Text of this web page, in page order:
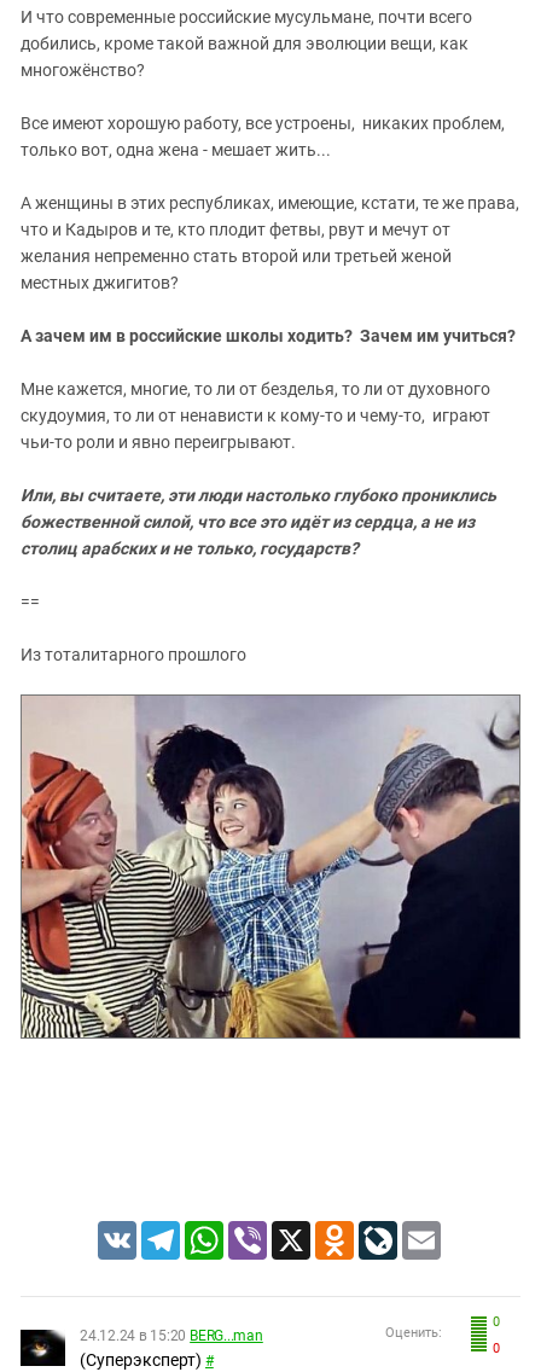
И что современные российские мусульмане, почти всего
добились, кроме такой важной для эволюции вещи, как
многожёнство?
Все имеют хорошую работу, все устроены, никаких проблем,
только вот, одна жена - мешает жить...
А женщины в этих республиках, имеющие, кстати, те же права,
что и Кадыров и те, кто плодит фетвы, рвут и мечут от
желания непременно стать второй или третьей женой
местных джигитов?
А зачем им в российские школы ходить? Зачем им учиться?
Мне кажется, многие, то ли от безделья, то ли от духовного
скудоумия, то ли от ненависти к кому-то и чему-то, играют
чьи-то роли и явно переигрывают.
Или, вы считаете, эти люди настолько глубоко прониклись
божественной силой, что все это идёт из сердца, а не из
столиц арабских и не только, государств?
==
Из тоталитарного прошлого
VK TelegramWhatsApp
Viber X Odnoklassniki
LiveJournal
Email
0
0
Оценить:
24.12.24 в 15:20 BERG...man
(Суперэксперт) #